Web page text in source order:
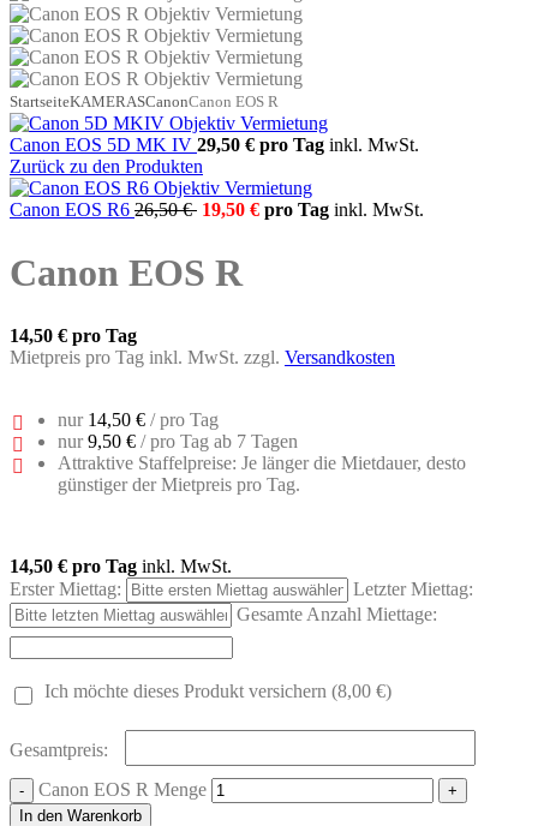
StartseiteKAMERASCanonCanon EOS R
Canon EOS 5D MK IV 29,50 € pro Tag inkl. MwSt.
Zurück zu den Produkten
Canon EOS R6 26,50 € 19,50 € pro Tag inkl. MwSt.
Canon EOS R
14,50 € pro Tag
Mietpreis pro Tag inkl. MwSt. zzgl. Versandkosten
nur 14,50 € / pro Tag
nur9,50 € / pro Tag ab 7 Tagen
Attraktive Staffelpreise: Je länger die Mietdauer, desto
günstiger der Mietpreis pro Tag.
14,50 € pro Tag inkl. MwSt.
Erster Miettag:
Letzter Miettag:
Gesamte Anzahl Miettage:
Ich möchte dieses Produkt versichern (8,00 €)
Gesamtpreis:
Canon EOS R Menge
In den Warenkorb